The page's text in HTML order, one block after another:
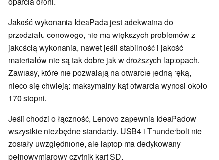
Jakość wykonania IdeaPada jest adekwatna do
przedziału cenowego, nie ma większych problemów z
jakością wykonania, nawet jeśli stabilność i jakość
materiałów nie są tak dobre jak w droższych laptopach.
Zawiasy, które nie pozwalają na otwarcie jedną ręką,
nieco się chwieją; maksymalny kąt otwarcia wynosi około
170 stopni.
Jeśli chodzi o łączność, Lenovo zapewnia IdeaPadowi
wszystkie niezbędne standardy. USB4 i Thunderbolt nie
zostały uwzględnione, ale laptop ma dedykowany
pełnowymiarowy czytnik kart SD.